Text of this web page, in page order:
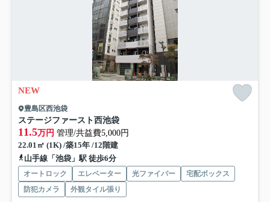
NEW
豊島区西池袋
ステージファースト西池袋
11.5万円 管理/共益費5,000円
22.01㎡ (1K) /築15年 /12階建
山手線「池袋」駅 徒歩6分
オートロック エレベーター 光ファイバー
宅配ボックス
防犯カメラ
外観タイル張り